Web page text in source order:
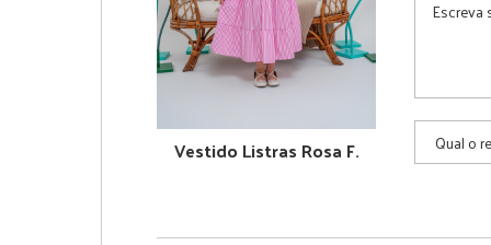
Vestido Listras Rosa F.